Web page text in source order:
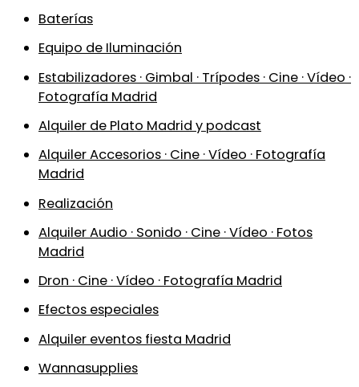
Baterías
Equipo de Iluminación
Estabilizadores · Gimbal · Trípodes · Cine · Vídeo ·
Fotografía Madrid
Alquiler de Plato Madrid y podcast
Alquiler Accesorios · Cine · Vídeo · Fotografía
Madrid
Realización
Alquiler Audio · Sonido · Cine · Vídeo · Fotos
Madrid
Dron · Cine · Vídeo · Fotografía Madrid
Efectos especiales
Alquiler eventos fiesta Madrid
Wannasupplies